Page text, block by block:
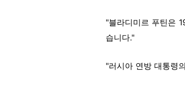
"블라디미르 푸틴은
습니다."
"러시아 연방 대통령